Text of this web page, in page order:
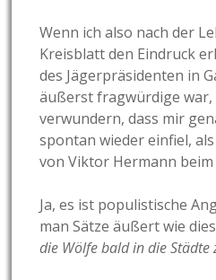
Wenn ich also nach der
Kreisblatt den Eindruck
des Jägerpräsidenten in
äußerst fragwürdige
verwundern, dass mir
spontan wieder einfiel,
von Viktor Hermann beim
Ja, es ist populistische
man Sätze äußert wie
die Wölfe bald in die Städte